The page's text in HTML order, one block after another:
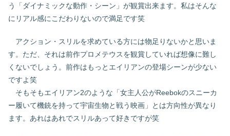
う「ダイナミックな動作・シーン」が観賞出来ます。私はそんな
にリアル感にこだわりないので満足です笑
アクション・スリルを求めている方には物足りないかと思いま
す。ただ、それは前作プロメテウスを観賞していれば想像に難し
くないでしょう。前作はもっとエイリアンの登場シーンが少ない
ですよ笑
そもそもエイリアン2のような「女主人公がReebokのスニーカ
ー履いて機銃を持って宇宙生物と戦う映画」とは方向性が異なり
ます。あれはあれでスリルあって好きですが笑